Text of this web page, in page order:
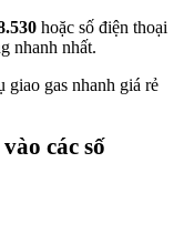
hoặc số điện thoại
nhanh nhất.
giao gas nhanh giá rẻ
các số